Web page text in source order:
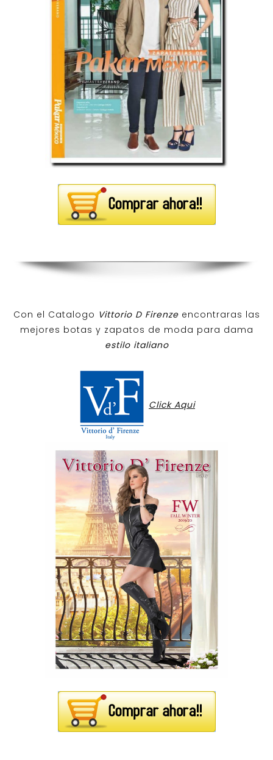
Con el Catalogo Vittorio D Firenzeencontraras las
mejores botas y zapatos de moda para dama
estilo italiano
Click Aqui